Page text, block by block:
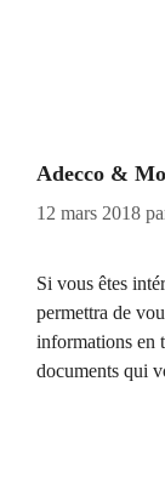
Adecco &
12 mars 2018
Si vous êtes
permettra de
informations en
documents qui